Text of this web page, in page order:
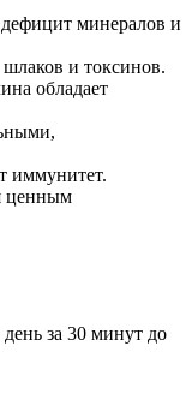
дефицит минералов и
и токсинов.
обладает
иммунитет.
ценным
за 30 минут до